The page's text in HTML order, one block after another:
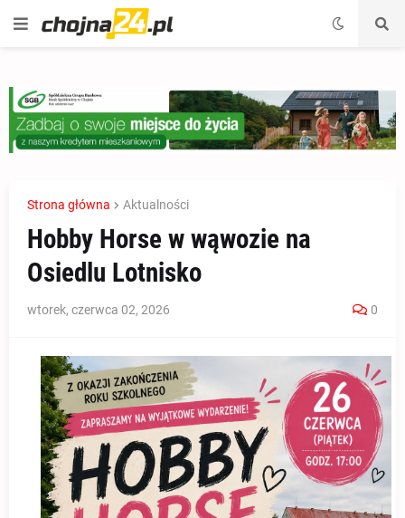
Strona główna Aktualności
Hobby Horse w wąwozie na
Osiedlu Lotnisko
wtorek, czerwca 02, 2026 0